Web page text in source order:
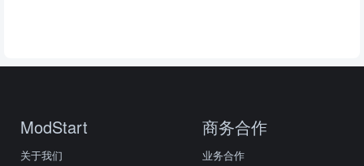
ModStart
关于我们
商务合作
业务合作